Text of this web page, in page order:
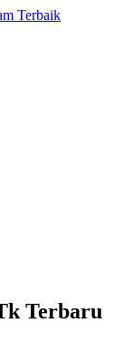
Terbaru